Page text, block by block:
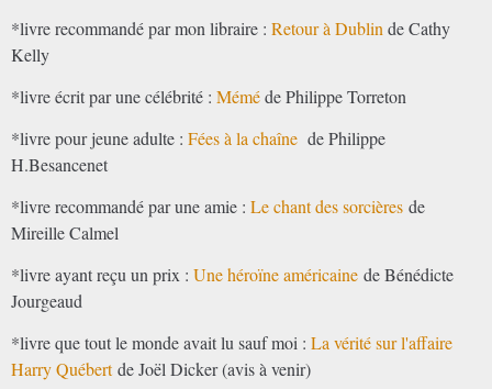
*livre recommandé par mon libraire : Retour à Dublin de Cathy
Kelly
*livre écrit par une célébrité : Méméde Philippe Torreton
*livre pour jeune adulte : Fées à la chaîne de Philippe
H.Besancenet
*livre recommandé par une amie : Le chant des sorcières de
Mireille Calmel
*livre ayant reçu un prix : Une héroïne américaine de Bénédicte
Jourgeaud
*livre que tout le monde avait lu sauf moi : La vérité sur l'affaire
Harry Québertde Joël Dicker (avis à venir)